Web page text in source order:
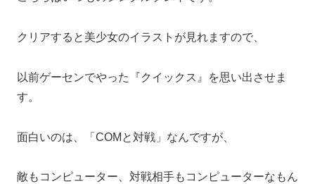
クリアすると美少女のイラストが見れますので、
以前ゲーセンでやった『クイックス』を思い出させま
す。
面白いのは、「COMと対戦」なんですが、
敵もコンピューター、対戦相手もコンピューターなもん